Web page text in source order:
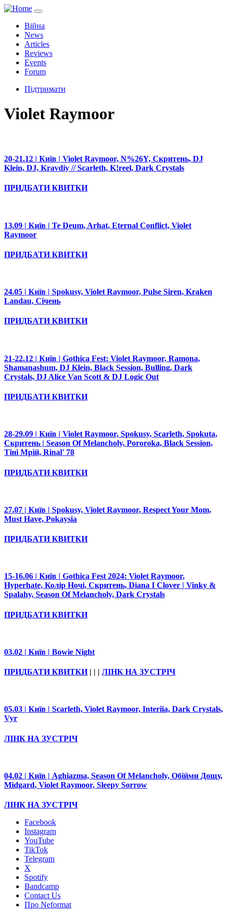
Війна
News
Articles
Reviews
Events
Forum
Підтримати
Violet Raymoor
20-21.12 | Київ | Violet Raymoor, N%26Y, Скритень, DJ
Klein, DJ, Kravdiy // Scarleth, K!reel, Dark Crystals
ПРИДБАТИ КВИТКИ
13.09 | Київ | Te Deum, Arhat, Eternal Conflict, Violet
Raymoor
ПРИДБАТИ КВИТКИ
24.05 | Київ | Spokusy, Violet Raymoor, Pulse Siren, Kraken
Landau, Січень
ПРИДБАТИ КВИТКИ
21-22.12 | Київ | Gothica Fest: Violet Raymoor, Ramona,
Shamanashum, DJ Klein, Black Session, Bulling, Dark
Crystals, DJ Alice Van Scott & DJ Logic Out
ПРИДБАТИ КВИТКИ
28-29.09 | Київ | Violet Raymoor, Spokusy, Scarleth, Spokuta,
Скритень | Season Of Melancholy, Pororoka, Black Session,
Тіні Мрій, Rinal' 78
ПРИДБАТИ КВИТКИ
27.07 | Київ | Spokusy, Violet Raymoor, Respect Your Mom,
Must Have, Pokaysia
ПРИДБАТИ КВИТКИ
15-16.06 | Київ | Gothica Fest 2024: Violet Raymoor,
Hyperhate, Колір Ночі, Скритень, Diana I Clover | Vinky &
Spalahy, Season Of Melancholy, Dark Crystals
ПРИДБАТИ КВИТКИ
03.02 | Київ | Bowie Night
ПРИДБАТИ КВИТКИ| | | ЛІНК НА ЗУСТРІЧ
05.03 | Київ | Scarleth, Violet Raymoor, Interiia, Dark Crystals,
Vyr
ЛІНК НА ЗУСТРІЧ
04.02 | Київ | Aghiazma, Season Of Melancholy, Обійми Дощу,
Midgard, Violet Raymoor, Sleepy Sorrow
ЛІНК НА ЗУСТРІЧ
Facebook
Instagram
YouTube
TikTok
Telegram
X
Spotify
Bandcamp
Contact Us
Про Neformat